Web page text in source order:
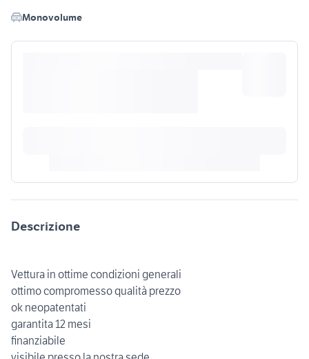
Monovolume
Descrizione
Vettura in ottime condizioni generali
ottimo compromesso qualità prezzo
ok neopatentati
garantita 12 mesi
finanziabile